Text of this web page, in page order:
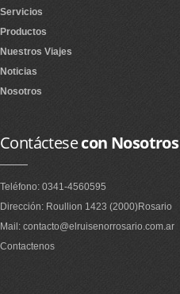
Servicios
Productos
Nuestros Viajes
Noticias
Nosotros
Contáctesecon Nosotros
Teléfono: 0341-4560595
Dirección: Roullion 1423 (2000)Rosario
Mail: contacto@elruisenorrosario.com.ar
Contactenos